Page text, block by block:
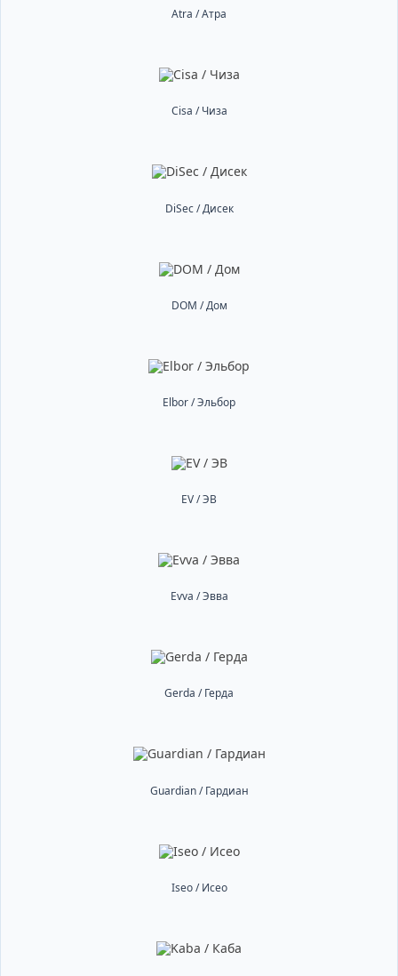
Atra / Атра
Cisa / Чиза
DiSec / Дисек
DOM / Дом
Elbor / Эльбор
EV / ЭВ
Evva / Эвва
Gerda / Герда
Guardian / Гардиан
Iseo / Исео